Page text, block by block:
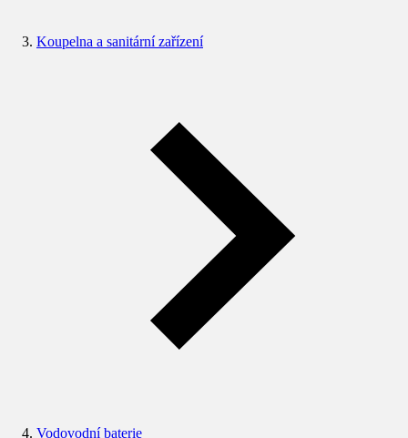
Koupelna a sanitární zařízení
Vodovodní baterie